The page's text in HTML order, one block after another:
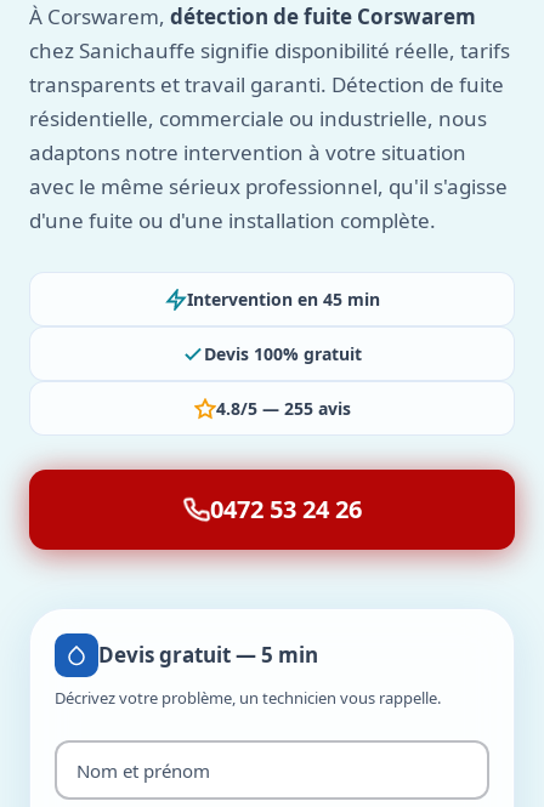
À Corswarem, détection de fuite Corswarem
chez Sanichauffe signifie disponibilité réelle, tarifs
transparents et travail garanti. Détection de fuite
résidentielle, commerciale ou industrielle, nous
adaptons notre intervention à votre situation
avec le même sérieux professionnel, qu'il s'agisse
d'une fuite ou d'une installation complète.
Intervention en 45 min
Devis 100% gratuit
4.8/5 — 255 avis
0472 53 24 26
Devis gratuit — 5 min
Décrivez votre problème, un technicien vous rappelle.